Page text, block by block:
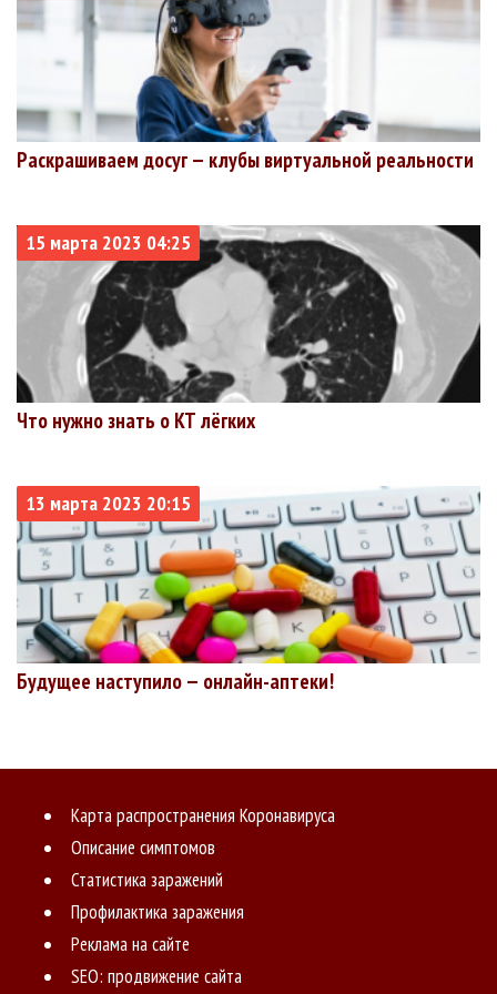
Раскрашиваем досуг — клубы виртуальной реальности
15 марта 2023 04:25
Что нужно знать о КТ лёгких
13 марта 2023 20:15
Будущее наступило — онлайн-аптеки!
Карта распространения Коронавируса
Описание симптомов
Статистика заражений
Профилактика заражения
Реклама на сайте
SEO: продвижение сайта